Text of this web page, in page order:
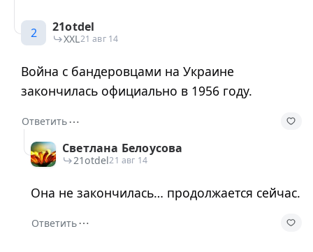
2 21otdel
XXL21 авг 14
Война с бандеровцами на Украине
закончилась официально в 1956 году.
Ответить⋯
Светлана Белоусова
21otdel21 авг 14
Она не закончилась… продолжается сейчас.
Ответить⋯